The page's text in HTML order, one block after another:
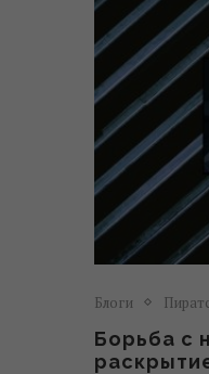
Блоги
Борьба с